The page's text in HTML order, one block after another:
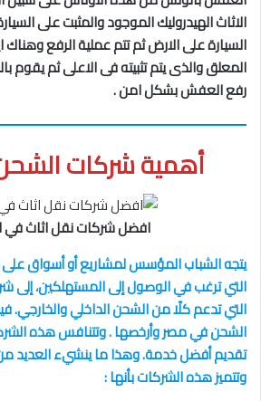
الاثاث الهيدروليك الموجود والمثبت على
السيارة على الارض ثم تتم عملية الرفع
المعلق والذى يتم تثبيته فى الاعلى ثم يقوم
رفع العفش بشكل امن .
أهمية شركات
افضل شركات نقل اثاث في
يتجه الشباب المؤسس لمشاريع أو أسواق على
التي ترغب في الوصول إلى المستهلكين،
التي تدعم كلًا من الشحن الداخلي
الشحن في مصر وأرخصها . وتتنافس هذه
تقديم أفضل خدمة. وهذا ما ينشيء العديد من
وتتميز هذه الشركات بأنها :